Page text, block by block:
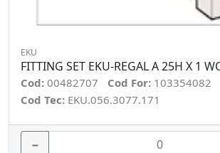
EKU
FITTING SET EKU-REGAL A 25H X 1
Cod: 00482707 Cod For: 103354082
Cod Tec: EKU.056.3077.171
−